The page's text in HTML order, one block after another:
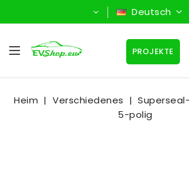
Deutsch
PROJEKTE
Heim Verschiedenes
5-polig